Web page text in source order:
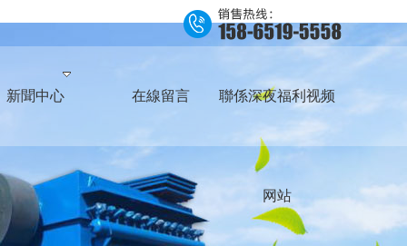
新聞中心 在線留言 聯係深夜福利视频
网站